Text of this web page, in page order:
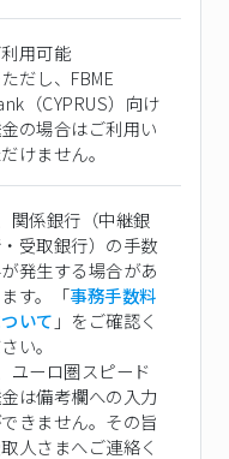
用可能
だし、FBME
（CYPRUS）向け
の場合はご利用い
けません。
関係銀行（中継銀
受取銀行）の手数
発生する場合があ
ます。「事務手数料
いて 」をご確認く
い。
ユーロ圏スピード
は備考欄への入力
きません。その旨
人さまへご連絡く